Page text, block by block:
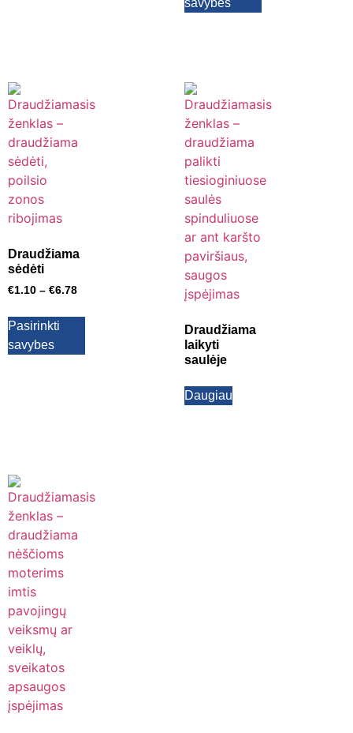
Draudžiama
sėdėti
€1.10 – €6.78
Pasirinkti
savybes
Draudžiama
laikyti
saulėje
Daugiau